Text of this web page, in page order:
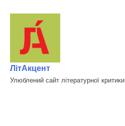
ЛітАкцент
Улюблений сайт літературної критики